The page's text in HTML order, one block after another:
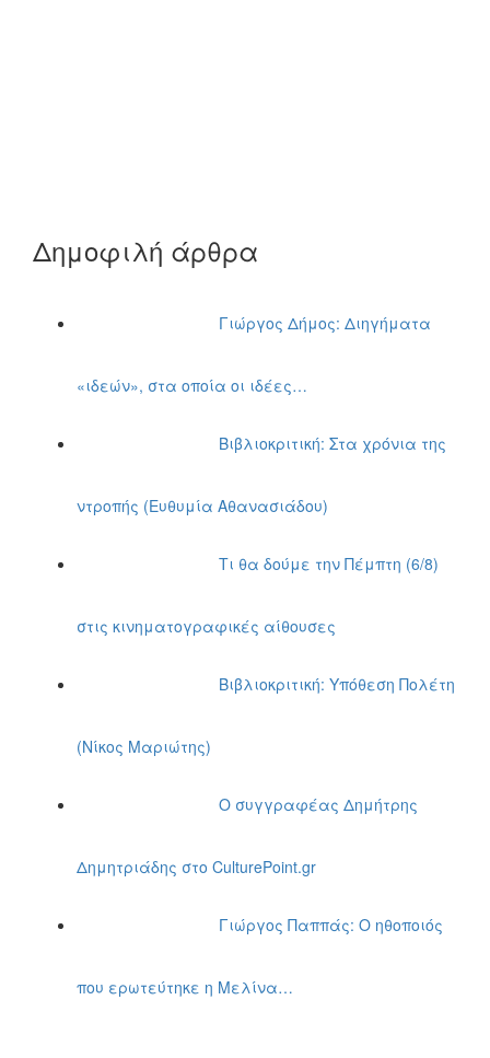
Δημοφιλή άρθρα
Γιώργος Δήμος: Διηγήματα
«ιδεών», στα οποία οι ιδέες…
Βιβλιοκριτική: Στα χρόνια της
ντροπής (Ευθυμία Αθανασιάδου)
Τι θα δούμε την Πέμπτη (6/8)
στις κινηματογραφικές αίθουσες
Βιβλιοκριτική: Υπόθεση Πολέτη
(Νίκος Μαριώτης)
Ο συγγραφέας Δημήτρης
Δημητριάδης στο CulturePoint.gr
Γιώργος Παππάς: Ο ηθοποιός
που ερωτεύτηκε η Μελίνα…